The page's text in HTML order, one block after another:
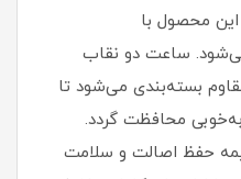
این محصول با
می‌شود. ساعت دو نقاب
بسته‌بندی می‌شود تا
محافظت گردد.
حفظ اصالت و سلامت